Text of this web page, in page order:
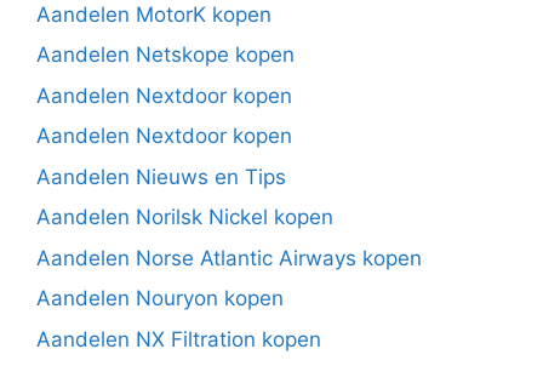
Aandelen MotorK kopen
Aandelen Netskope kopen
Aandelen Nextdoor kopen
Aandelen Nextdoor kopen
Aandelen Nieuws en Tips
Aandelen Norilsk Nickel kopen
Aandelen Norse Atlantic Airways kopen
Aandelen Nouryon kopen
Aandelen NX Filtration kopen